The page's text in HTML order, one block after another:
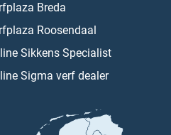
Breda
Roosendaal
Sikkens Specialist
Sigma verf dealer